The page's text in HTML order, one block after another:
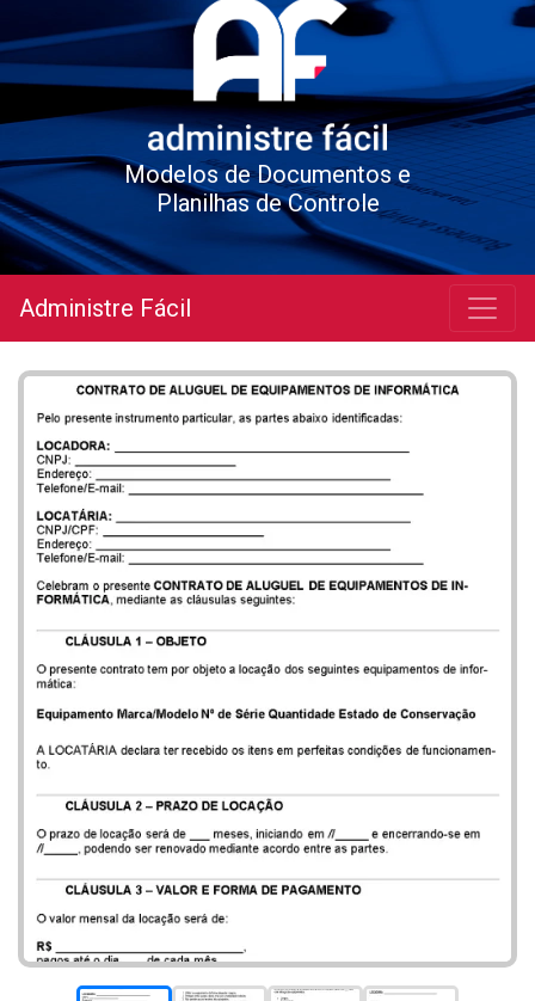
Modelos de Documentos e
Planilhas de Controle
Administre Fácil